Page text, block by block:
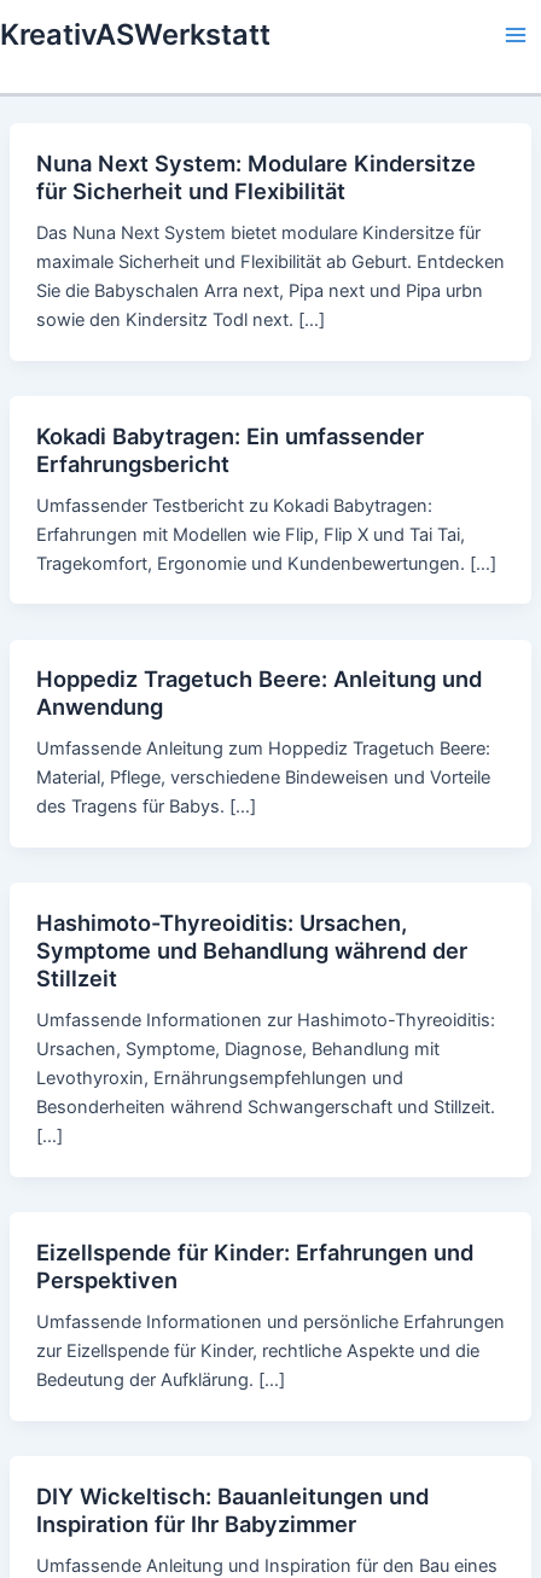
to
KreativASWerkstatt
Nuna Next System: Modulare Kindersitze
für Sicherheit und Flexibilität
Das Nuna Next System bietet modulare Kindersitze für
maximale Sicherheit und Flexibilität ab Geburt. Entdecken
Sie die Babyschalen Arra next, Pipa next und Pipa urbn
sowie den Kindersitz Todl next. […]
Kokadi Babytragen: Ein umfassender
Erfahrungsbericht
Umfassender Testbericht zu Kokadi Babytragen:
Erfahrungen mit Modellen wie Flip, Flip X und Tai Tai,
Tragekomfort, Ergonomie und Kundenbewertungen. […]
Hoppediz Tragetuch Beere: Anleitung und
Anwendung
Umfassende Anleitung zum Hoppediz Tragetuch Beere:
Material, Pflege, verschiedene Bindeweisen und Vorteile
des Tragens für Babys. […]
Hashimoto-Thyreoiditis: Ursachen,
Symptome und Behandlung während der
Stillzeit
Umfassende Informationen zur Hashimoto-Thyreoiditis:
Ursachen, Symptome, Diagnose, Behandlung mit
Levothyroxin, Ernährungsempfehlungen und
Besonderheiten während Schwangerschaft und Stillzeit.
[…]
Eizellspende für Kinder: Erfahrungen und
Perspektiven
Umfassende Informationen und persönliche Erfahrungen
zur Eizellspende für Kinder, rechtliche Aspekte und die
Bedeutung der Aufklärung. […]
DIY Wickeltisch: Bauanleitungen und
Inspiration für Ihr Babyzimmer
Umfassende Anleitung und Inspiration für den Bau eines